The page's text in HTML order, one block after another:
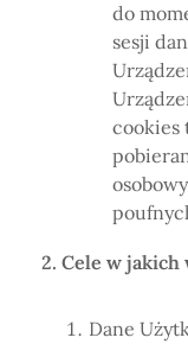
do
sesji
cookies
2. Cele w jakich
Dane